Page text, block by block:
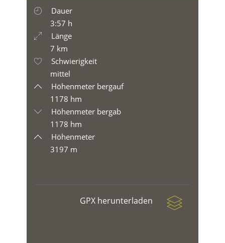
Dauer
3:57 h
Länge
7 km
Schwierigkeit
mittel
Höhenmeter bergauf
1178 hm
Höhenmeter bergab
1178 hm
Höhenmeter
3197 m
GPX herunterladen